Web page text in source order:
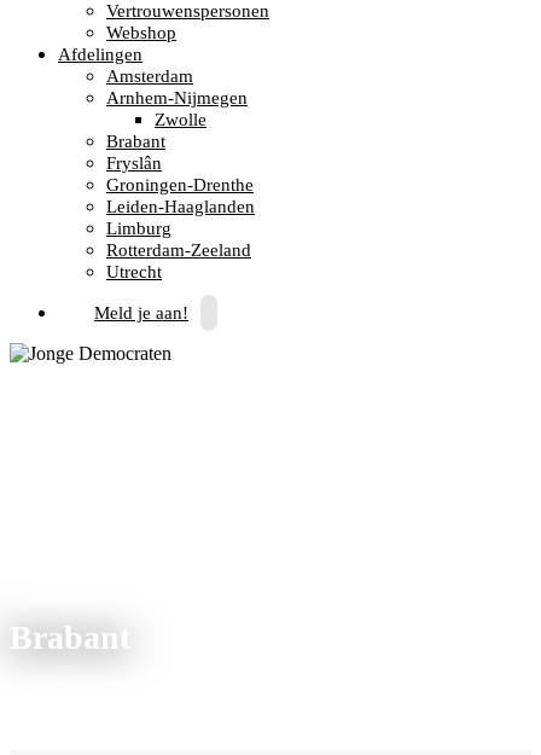
Vertrouwenspersonen
Webshop
Afdelingen
Amsterdam
Arnhem-Nijmegen
Zwolle
Brabant
Fryslân
Groningen-Drenthe
Leiden-Haaglanden
Limburg
Rotterdam-Zeeland
Utrecht
Meld je aan!
Brabant